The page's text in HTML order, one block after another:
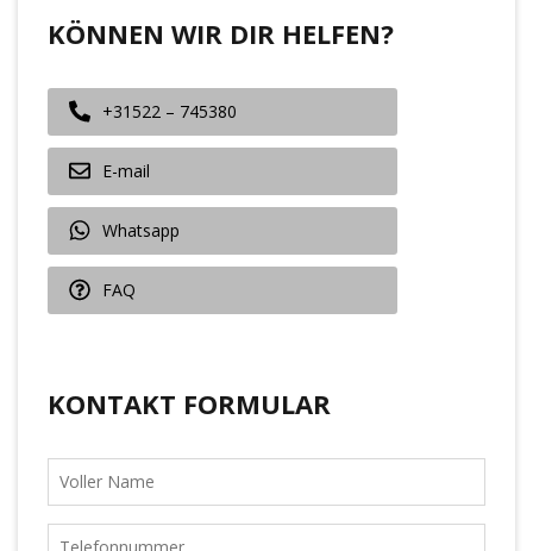
KÖNNEN WIR DIR HELFEN?
+31522 – 745380
E-mail
Whatsapp
FAQ
KONTAKT FORMULAR